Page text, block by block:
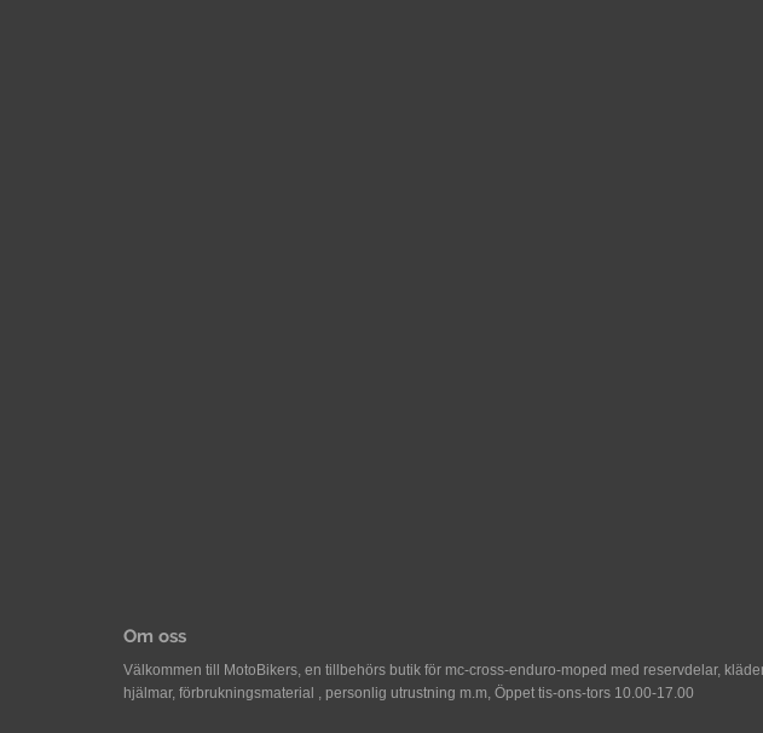
Om oss
Välkommen till MotoBikers, en tillbehörs butik för mc-cross-enduro-moped med reservdelar,
hjälmar, förbrukningsmaterial , personlig utrustning m.m, Öppet tis-ons-tors 10.00-17.00